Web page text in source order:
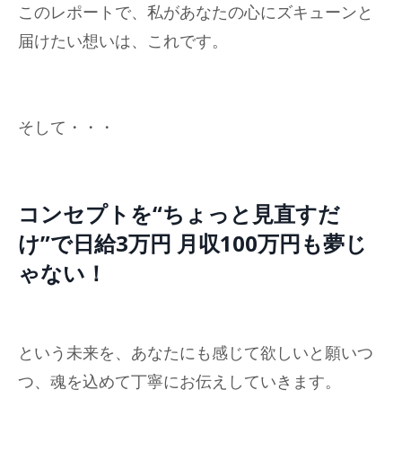
このレポートで、私があなたの心にズキューンと
届けたい想いは、これです。
そして・・・
コンセプトを“ちょっと見直すだ
け”で日給3万円 月収100万円も夢じ
ゃない！
という未来を、あなたにも感じて欲しいと願いつ
つ、魂を込めて丁寧にお伝えしていきます。